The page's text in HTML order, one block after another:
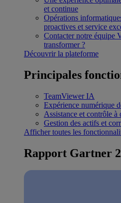
et continue
Opérations
proactives et service
Contacter notre équipe
transformer ?
Découvrir la plateforme
Principales
TeamViewer IA
Expérience numérique
Assistance et contrôle à
Gestion des actifs et
Afficher toutes les
Rapport Gartner